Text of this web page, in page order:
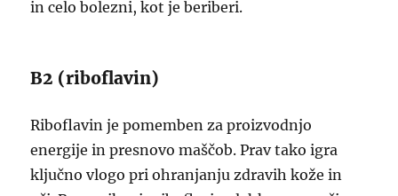
in celo bolezni, kot je beriberi.
B2 (riboflavin)
Riboflavin je pomemben za proizvodnjo
energije in presnovo maščob. Prav tako igra
ključno vlogo pri ohranjanju zdravih kože in